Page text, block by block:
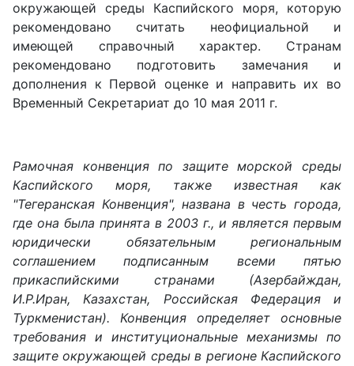
окружающей среды Каспийского моря, которую
рекомендовано считать неофициальной и
имеющей справочный характер. Странам
рекомендовано подготовить замечания и
дополнения к Первой оценке и направить их во
Временный Секретариат до 10 мая 2011 г.
Рамочная конвенция по защите морской среды
Каспийского моря, также известная как
"Тегеранская Конвенция", названа в честь города,
где она была принята в 2003 г., и является первым
юридически обязательным региональным
соглашением подписанным всеми пятью
прикаспийскими странами (Азербайждан,
И.Р.Иран, Казахстан, Российская Федерация и
Туркменистан). Конвенция определяет основные
требования и институциональные механизмы по
защите окружающей среды в регионе Каспийского